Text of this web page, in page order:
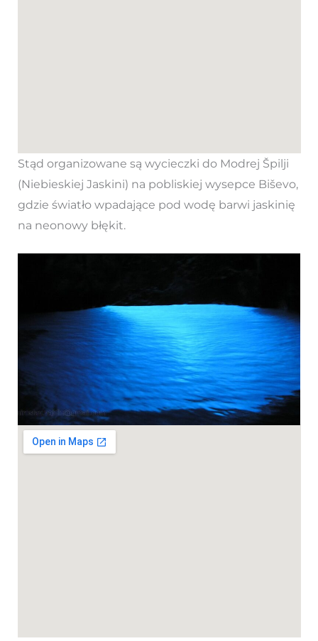
Stąd organizowane są wycieczki do Modrej Špilji
(Niebieskiej Jaskini) na pobliskiej wysepce Biševo,
gdzie światło wpadające pod wodę barwi jaskinię
na neonowy błękit.